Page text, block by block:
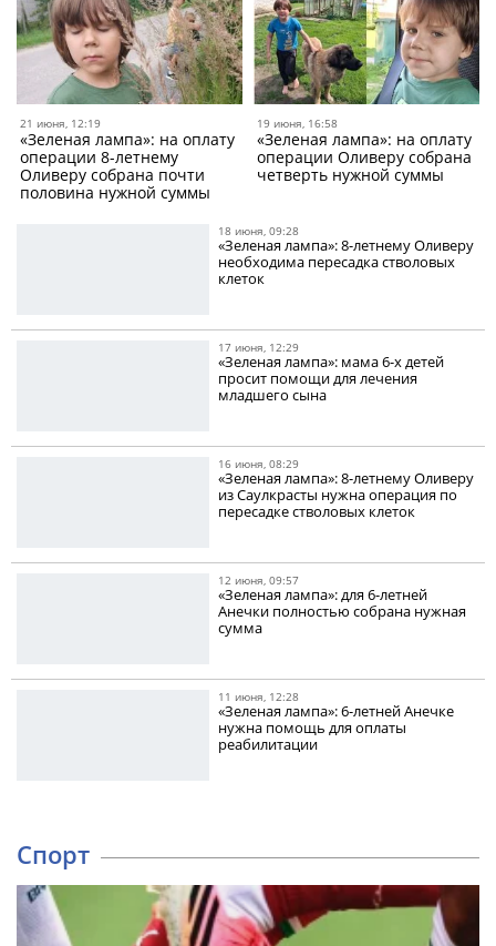
21 июня, 12:19
«Зеленая лампа»: на оплату
операции 8-летнему
Оливеру собрана почти
половина нужной суммы
19 июня, 16:58
«Зеленая лампа»: на оплату
операции Оливеру собрана
четверть нужной суммы
18 июня, 09:28
«Зеленая лампа»: 8-летнему Оливеру
необходима пересадка стволовых
клеток
17 июня, 12:29
«Зеленая лампа»: мама 6-х детей
просит помощи для лечения
младшего сына
16 июня, 08:29
«Зеленая лампа»: 8-летнему Оливеру
из Саулкрасты нужна операция по
пересадке стволовых клеток
12 июня, 09:57
«Зеленая лампа»: для 6-летней
Анечки полностью собрана нужная
сумма
11 июня, 12:28
«Зеленая лампа»: 6-летней Анечке
нужна помощь для оплаты
реабилитации
Спорт